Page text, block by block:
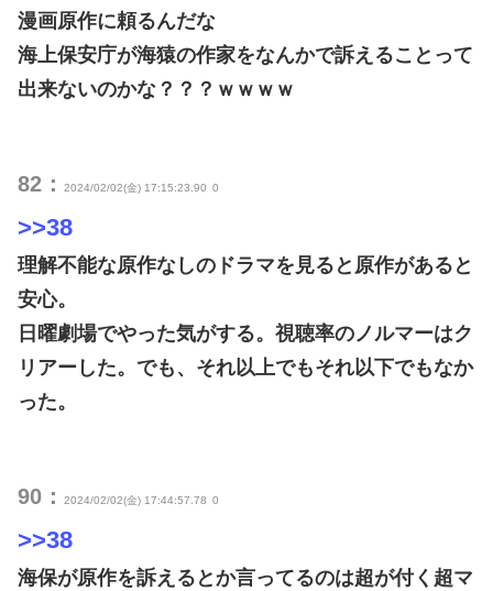
漫画原作に頼るんだな
海上保安庁が海猿の作家をなんかで訴えることって
出来ないのかな？？？ｗｗｗｗ
82： 2024/02/02(金) 17:15:23.90 0
>>38
理解不能な原作なしのドラマを見ると原作があると
安心。
日曜劇場でやった気がする。視聴率のノルマーはク
リアーした。でも、それ以上でもそれ以下でもなか
った。
90： 2024/02/02(金) 17:44:57.78 0
>>38
海保が原作を訴えるとか言ってるのは超が付く超マ